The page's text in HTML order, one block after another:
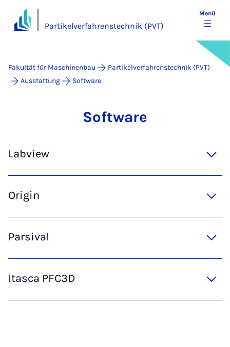
Partikelverfahrenstechnik (PVT)
Menü
Fakultät für Maschinenbau
Partikelverfahrenstechnik (PVT)
Ausstattung
Software
Soft­ware
Labview
Origin
Parsival
Itasca PFC3D